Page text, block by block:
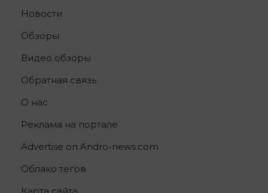
Новости
Обзоры
Видео обзоры
Обратная связь
О нас
Реклама на портале
Advertise on Andro-news.com
Облако тегов